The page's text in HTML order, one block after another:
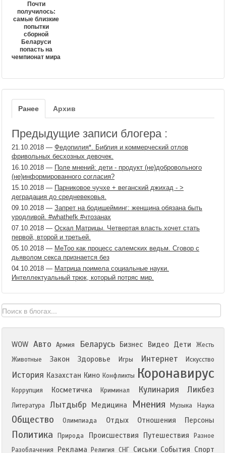
Почти
получилось:
самые близкие
попытки
сборной
Беларуси
попасть на
чемпионат мира
Ранее Архив
Предыдущие записи блогера :
21.10.2018 — Федопилия​*. Библия и коммерческий отлов
фривольных бесхозных девочек.
16.10.2018 — Поле мнений: дети - продукт (не)добровольного
(не)информированного согласия?
15.10.2018 — Парниковое чучхе + веганский джихад - >
деградация до средневековья.
09.10.2018 — Запрет на бодишейминг: женщина обязана быть
уродливой. #whathefk #чтозанах
07.10.2018 — Оскал Матрицы. Четвертая власть хочет стать
первой, второй и третьей.
05.10.2018 — MeToo как процесс салемских ведьм. Сговор с
дьяволом секса признается без
04.10.2018 — Матрица поимела социальные науки.
Интеллектуальный трюк, который потряс мир.
WOW Авто Армия Беларусь Бизнес Видео Дети
Жесть
Животные
Закон Здоровье Игры Интернет Искусство
История Казахстан Кино Конфликты Коронавирус
Коррупция Косметичка Криминал Кулинария Ликбез
Литература Лытдыбр Медицина Мнения Музыка Наука
Общество Олимпиада Отдых Отношения Персоны
Политика Природа Происшествия Путешествия
Разное
Разоблачения
Реклама Религия СНГ Сиськи События Спорт